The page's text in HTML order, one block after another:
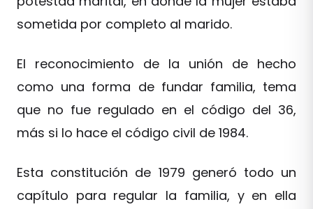
sometida por completo al marido.
El reconocimiento de la unión de hecho
como una forma de fundar familia, tema
que no fue regulado en el código del 36,
más si lo hace el código civil de 1984.
Esta constitución de 1979 generó todo un
capítulo para regular la familia, y en ella